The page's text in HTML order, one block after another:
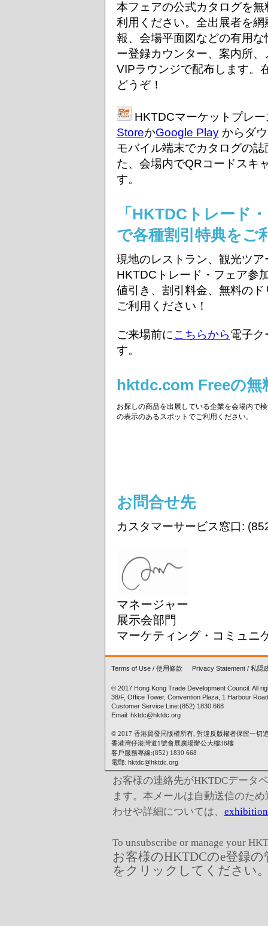
本フェアの公式カタログを
利用ください。全出展者を
報、会場平面図などの有用
ー登録カウンター、案内所
VIPラウンジで配布します。
どうぞ！
HKTDCマーケットプレ
StoreかGoogle Playからダウ
モバイル端末でカタログの
た、会場内でQRコードスキ
す。
「HKTDCトレード
で各種割引特典をご
現地のレストラン、観光ツ
HKTDCトレード・フェア参
値引き、割引料金、無料の
ご利用ください！
ご来場前にこちらから 電子
す。
hktdc.com Freeの無
お探しの商品を出展している企業を会場内で
の表示のあるスポットでご利用ください。
お問合せ先
カスタマーサービス窓口:
マネージャー
展示会部門
マーケティング・コミュニ
Terms of Use / 使用條款 Privacy Statement / 私隠
© 2017 Hong Kong Trade Development Council. All
38/F, Office Tower, Convention Plaza, 1 Harbour
Customer Service Line:(852) 1830 668
Email: hktdc@hktdc.org
© 2017 香港貿發局版權所有, 對違反版權者保留一切
香港灣仔港灣道1號會展廣場辦公大樓38樓
客戶服務專線:(852) 1830 668
電郵: hktdc@hktdc.org
お客様の連絡先がHKTDCデータ
ます。本メールは自動送信のた
わせや詳細については、
To unsubscribe or manage your
お客様のHKTDCのe登録
をクリックしてください